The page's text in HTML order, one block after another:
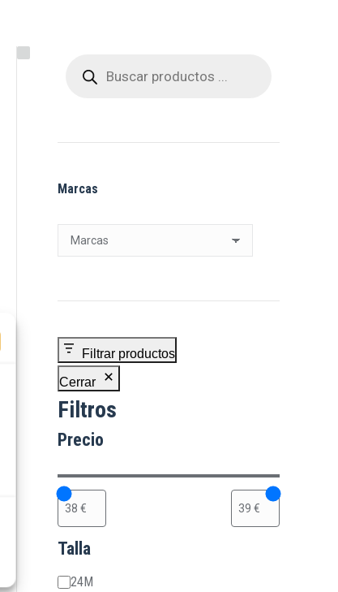
productos
Marcas
Filtrar productos
Cerrar
Filtros
Precio
Talla
Talla
24M